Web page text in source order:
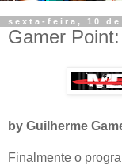
sexta-feira, 10 de
Gamer
by Guilherme
Finalmente o